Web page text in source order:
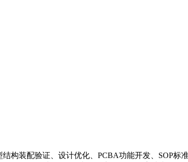
构装配验证、设计优化、PCBA功能开发、SOP标